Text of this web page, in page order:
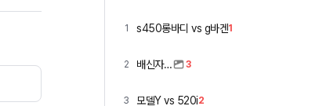
1 s450롱바디 vs g바겐1
2 배신자… 3
3 모델Y vs 520i2